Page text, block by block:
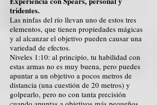
tridentes.
Las ninfas del río llevan uno de estos tres
elementos, que tienen propiedades mágicas
y al alcanzar el objetivo pueden causar una
variedad de efectos.
Niveles 1:10: al principio, tu habilidad con
estas armas no es muy buena, pero puedes
apuntar a un objetivo a pocos metros de
distancia (una cuestión de 20 metros) y
golpearlo, pero no con tanta precisión